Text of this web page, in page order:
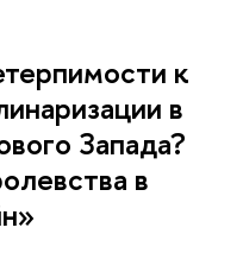
к
в
Запада?
в